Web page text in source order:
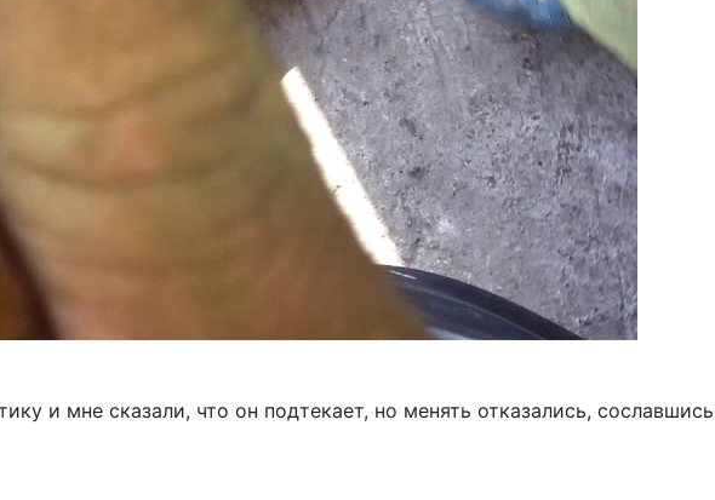
и мне сказали, что он подтекает, но менять отказались, сославшись